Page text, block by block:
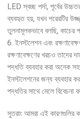
LED স্বচ্ছ পর্দা, পূর্বের
ব্যবহৃত হয়, যখন পরেরটির
তুলনামূলকভাবে বলছি, কাচের
6. ইনস্টলেশন এবং
রক্ষণাবেক্ষণের খরচও
পদ্ধতি ব্যবহার করা অনেক
ইনস্টলেশনের জন্য ব্যবহার
পদ্ধতির সাথে মেলে বিবেচনা
সুতরাং আমরা এই কারণগুলির